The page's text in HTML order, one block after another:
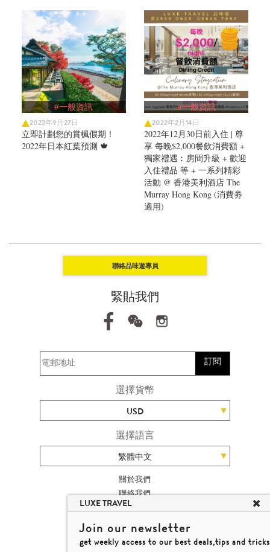
#一般資訊
2022年9月27日
立即計劃您的賞楓假期！
2022年日本紅葉預測 🍁
#一般資訊
2022年2月14日
2022年12月30日前入住 | 尊
享 每晚$2,000餐飲消費額 +
獨家禮遇︰房間升級 + 歡迎
入住禮品 等 + 一系列精彩
活動 @ 香港美利酒店 The
Murray Hong Kong (消費劵
適用)
聯絡品味遊專員
緊貼我們
訂閱
選擇貨幣
USD
選擇語言
繁體中文
關於我們
聯絡我們
加入我們
旅遊網站地圖
楊廸深品味遊
LUXE TRAVEL
Join our newsletter
get weekly access to our best deals,tips and tricks